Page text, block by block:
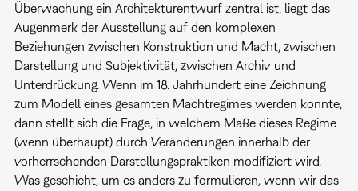
Überwachung ein Architekturentwurf zentral ist, liegt das
Augenmerk der Ausstellung auf den komplexen
Beziehungen zwischen Konstruktion und Macht, zwischen
Darstellung und Subjektivität, zwischen Archiv und
Unterdrückung. Wenn im 18. Jahrhundert eine Zeichnung
zum Modell eines gesamten Machtregimes werden konnte,
dann stellt sich die Frage, in welchem Maße dieses Regime
(wenn überhaupt) durch Veränderungen innerhalb der
vorherrschenden Darstellungspraktiken modifiziert wird.
Was geschieht, um es anders zu formulieren, wenn wir das